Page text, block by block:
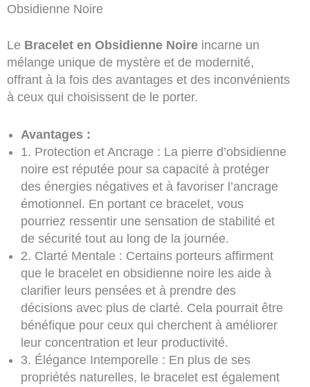
Obsidienne Noire
Le Bracelet en Obsidienne Noireincarne un
mélange unique de mystère et de modernité,
offrant à la fois des avantages et des inconvénients
à ceux qui choisissent de le porter.
Avantages :
1. Protection et Ancrage : La pierre d’obsidienne
noire est réputée pour sa capacité à protéger
des énergies négatives et à favoriser l’ancrage
émotionnel. En portant ce bracelet, vous
pourriez ressentir une sensation de stabilité et
de sécurité tout au long de la journée.
2. Clarté Mentale : Certains porteurs affirment
que le bracelet en obsidienne noire les aide à
clarifier leurs pensées et à prendre des
décisions avec plus de clarté. Cela pourrait être
bénéfique pour ceux qui cherchent à améliorer
leur concentration et leur productivité.
3. Élégance Intemporelle : En plus de ses
propriétés naturelles, le bracelet est également